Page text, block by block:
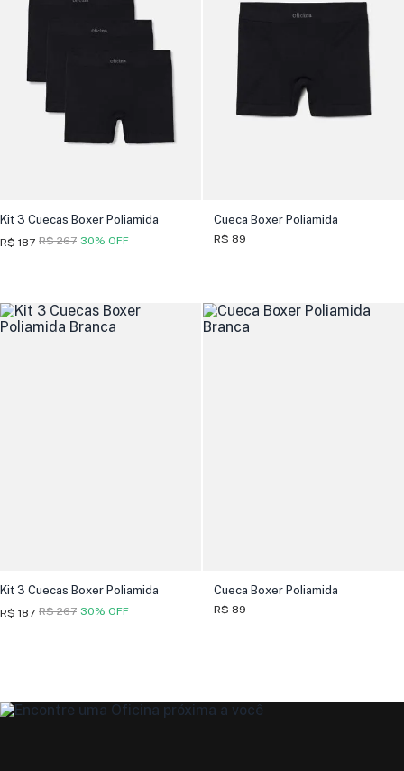
Kit 3 Cuecas Boxer Poliamida
R$ 187 30% OFF
R$ 267
Cueca Boxer Poliamida
R$ 89
Kit 3 Cuecas Boxer Poliamida
R$ 187 30% OFF
R$ 267
Cueca Boxer Poliamida
R$ 89